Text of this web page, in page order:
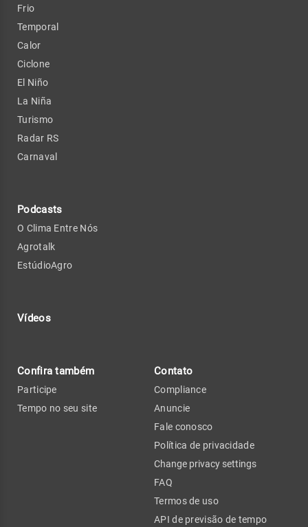
Frio
Temporal
Calor
Ciclone
El Niño
La Niña
Turismo
Radar RS
Carnaval
Podcasts
O Clima Entre Nós
Agrotalk
EstúdioAgro
Vídeos
Confira também
Participe
Tempo no seu site
Contato
Compliance
Anuncie
Fale conosco
Política de privacidade
Change privacy settings
FAQ
Termos de uso
API de previsão de tempo